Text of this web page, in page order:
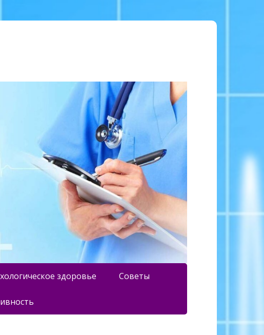
здоровье Советы